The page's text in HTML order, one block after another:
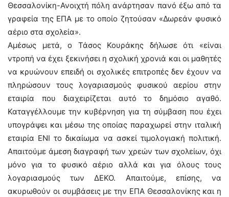
Θεσσαλονίκη-Ανοιχτή πόλη ανάρτησαν πανό έξω από τα
γραφεία της ΕΠΑ με το οποίο ζητούσαν «Δωρεάν φυσικό
αέριο στα σχολεία».
Αμέσως μετά, ο Τάσος Κουράκης δήλωσε ότι «είναι
ντροπή να έχει ξεκινήσει η σχολική χρονιά και οι μαθητές
να κρυώνουν επειδή οι σχολικές επιτροπές δεν έχουν να
πληρώσουν τους λογαριασμούς φυσικού αερίου στην
εταιρία που διαχειρίζεται αυτό το δημόσιο αγαθό.
Καταγγέλλουμε την κυβέρνηση για τη σύμβαση που έχει
υπογράψει και μέσω της οποίας παραχωρεί στην ιταλική
εταιρία ΕΝΙ το δικαίωμα να ασκεί τιμολογιακή πολιτική.
Απαιτούμε άμεση διαγραφή των χρεών των σχολείων, όχι
μόνο για το φυσικό αέριο αλλά και για όλους τους
λογαριασμούς των ΔΕΚΟ. Απαιτούμε, επίσης, να
ακυρωθούν οι συμβάσεις με την ΕΠΑ Θεσσαλονίκης και η